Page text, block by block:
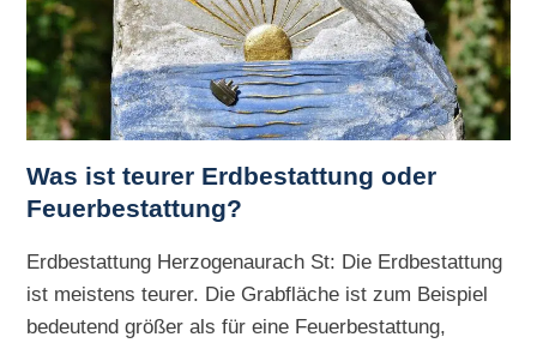
Was ist teurer Erdbestattung oder
Feuerbestattung?
Erdbestattung Herzogenaurach St: Die Erdbestattung
ist meistens teurer. Die Grabfläche ist zum Beispiel
bedeutend größer als für eine Feuerbestattung,